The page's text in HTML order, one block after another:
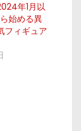
年1月以
始める異
フィギュア